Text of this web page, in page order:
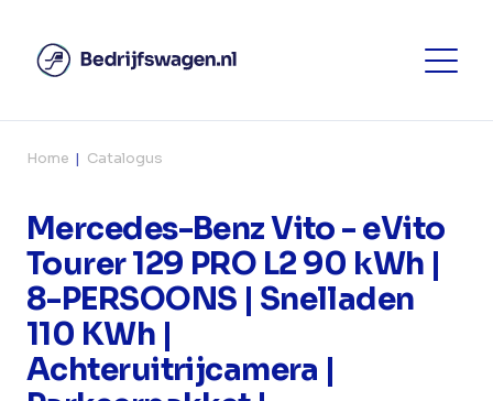
Home Catalogus
Mercedes-Benz Vito - eVito
Tourer 129 PRO L2 90 kWh |
8-PERSOONS | Snelladen
110 KWh |
Achteruitrijcamera |